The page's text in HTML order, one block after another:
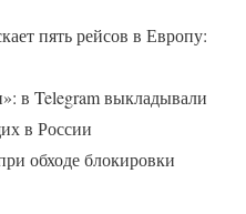
пять рейсов в Европу:
в Telegram выкладывали
в России
обходе блокировки